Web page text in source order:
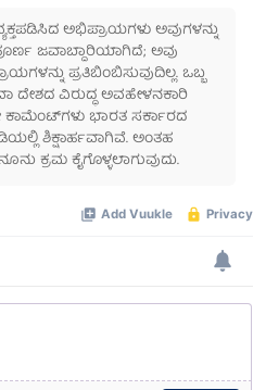
ಅಭಿಪ್ರಾಯಗಳು ಅವುಗಳನ್ನು
ಜವಾಬ್ದಾರಿಯಾಗಿದೆ; ಅವು
ಪ್ರತಿಬಿಂಬಿಸುವುದಿಲ್ಲ. ಒಬ್ಬ
ದೇಶದ ವಿರುದ್ಧ ಅವಹೇಳನಕಾರಿ
ಕಾಮೆಂಟ್‌ಗಳು ಭಾರತ ಸರ್ಕಾರದ
ಶಿಕ್ಷಾರ್ಹವಾಗಿವೆ. ಅಂತಹ
ಕ್ರಮ ಕೈಗೊಳ್ಳಲಾಗುವುದು.